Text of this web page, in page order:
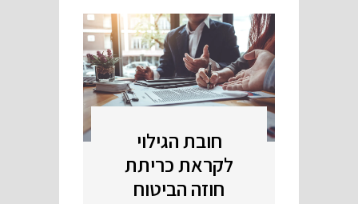
חובת הגילוי
לקראת כריתת
חוזה הביטוח